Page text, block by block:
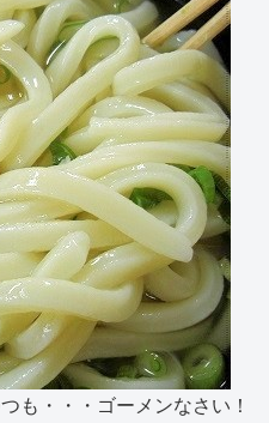
も・・・ゴーメンなさい！